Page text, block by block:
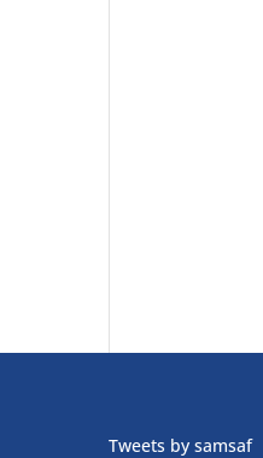
Tweets by samsaf